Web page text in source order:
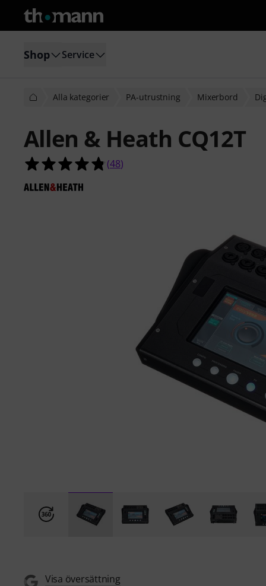
Shop Service
Alla kategorier PA-utrustning Mixerbord
Allen & Heath CQ12T
4.8 av 5 stjärnor från 48 kundbetyg
(48)
Visa översättning